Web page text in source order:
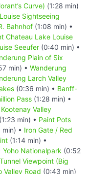
Curve) (1:28 min)
Sightseeing
Bahnhof (1:08 min) •
Chateau Lake Louise
Seeufer (0:40 min) •
Plain of Six
min) • Wanderung
Larch Valley
(0:36 min) • Banff-
Pass (1:28 min) •
Kootenay Valley
(1:23 min) • Paint Pots
• Iron Gate / Red
(1:14 min) •
Yoho Nationalpark (0:52
Viewpoint (Big
Valley Road (0:43 min)